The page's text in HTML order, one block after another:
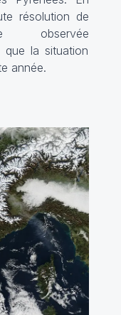
résolution de
observée
que la situation
année.